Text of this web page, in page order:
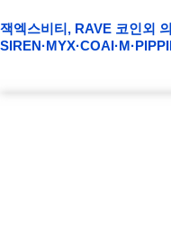
잭엑스비티, RAVE 코인외